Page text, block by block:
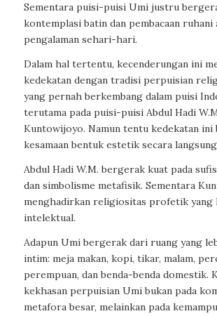
Sementara puisi-puisi Umi justru
kontemplasi batin dan pembacaan ruhani
pengalaman sehari-hari.
Dalam hal tertentu, kecenderungan ini
kedekatan dengan tradisi perpuisian
yang pernah berkembang dalam puisi
terutama pada puisi-puisi Abdul Hadi
Kuntowijoyo. Namun tentu kedekatan ini
kesamaan bentuk estetik secara
Abdul Hadi W.M. bergerak kuat pada
dan simbolisme metafisik. Sementara
menghadirkan religiositas profetik yang
intelektual.
Adapun Umi bergerak dari ruang yang
intim: meja makan, kopi, tikar, malam,
perempuan, dan benda-benda domestik.
kekhasan perpuisian Umi bukan pada
metafora besar, melainkan pada